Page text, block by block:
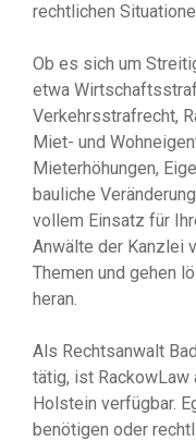
rechtlichen
Ob es sich um
etwa
Verkehrsstrafrecht,
Miet- und
Mieterhöhungen,
bauliche
vollem Einsatz für
Anwälte der Kanzlei
Themen und gehen
heran.
Als Rechtsanwalt
tätig, ist RackowLaw
Holstein verfügbar.
benötigen oder